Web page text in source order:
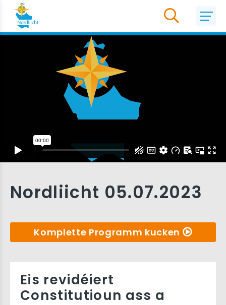
Nordliicht 05.07.2023
Komplette Programm kucken
Eis revidéiert
Constitutioun ass a